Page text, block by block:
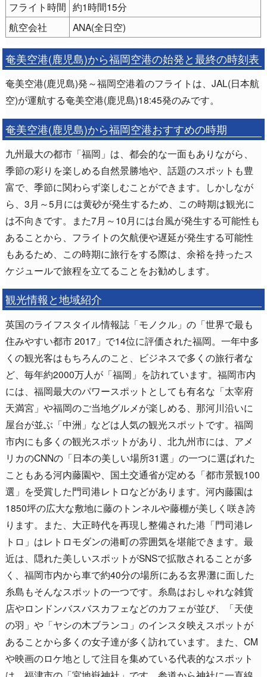
フライト時間 約1時間15分
航空会社
ANA(全日空)
奄美空港(鹿児島)から福岡空港の始発と最終の時刻表
奄美空港(鹿児島)発～福岡空港着のフライトは、JAL(日本航
空)が運航する奄美空港(鹿児島)18:45発のみです。
奄美空港(鹿児島)から福岡空港おすすめの時期
九州最大の都市「福岡」は、都会的な一面もありながら、
季節の彩りを楽しめる自然景勝地や、話題のスポットも豊
富で、季節に関わらず楽しむことができます。しかしなが
ら、3月～5月には黄砂が発生するため、この時期は観光に
は不向きです。また7月～10月には台風が発生する可能性も
あることから、フライトの欠航便や遅延が発生する可能性
もあるため、この時期に旅行をする際は、余裕を持ったス
ケジュールで旅程を立てることをお勧めします。
観光情報と地域紹介
英国のライフスタイル情報誌「モノクル」の「世界で最も
住みやすい都市 2017」で14位に評価された福岡。一年中多
くの観光客はもちろんのこと、ビジネスで多くの旅行者な
ど、毎年約2000万人が「福岡」を訪れています。福岡市内
には、福岡最大のパワースポットとしても有名な「太宰府
天満宮」や福岡のご当地グルメが楽しめる、那河川沿いに
屋台が並ぶ「中洲」などは人気の観光スポットです。福岡
市内にも多くの観光スポットがあり、北九州市には、アメ
リカのCNNの「日本の美しい場所31選」の一つに選ばれた
こともある河内藤園や、国土交通省が定める「都市景観100
選」を受賞した門司港レトロなどがあります。河内藤園は
1850坪の広大な敷地に藤のトンネルや藤棚が美しく咲き誇
ります。また、大正時代を再現し整備された港「門司港レ
トロ」はレトロモダンの港町の雰囲気を堪能できます。最
近は、隠れた美しいスポットがSNSで拡散されることが多
く、福岡市内から車で約40分の場所にある玄界灘に面した
糸島もそんなスポットの一つです。糸島はおしゃれな雑貨
店やロンドンバスバスカフェなどのカフェが並び、「天使
の羽」や「ヤシの木ブランコ」のインスタ映えスポットが
あることから多くの女子達が多く訪れています。また、CM
や映画のロケ地として注目を集めている代表的なスポット